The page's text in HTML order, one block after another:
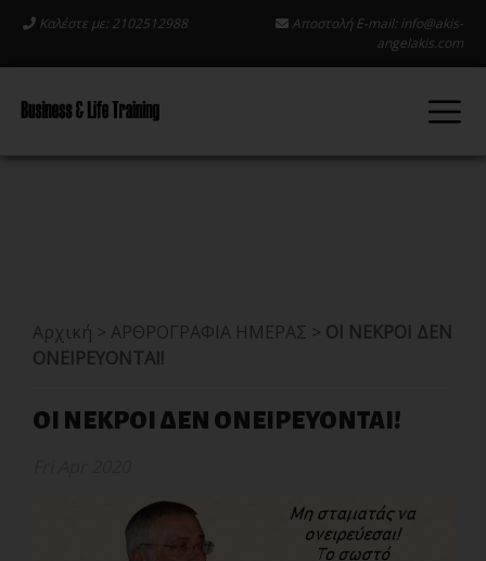
Καλέστε με: 2102512988 Αποστολή E-mail: info@akis-
angelakis.com
Αρχική > ΑΡΘΡΟΓΡΑΦΙΑ ΗΜΕΡΑΣ > ΟΙ ΝΕΚΡΟΙ ΔΕΝ
ΟΝΕΙΡΕΥΟΝΤΑΙ!
ΟΙ ΝΕΚΡΟΙ ΔΕΝ ΟΝΕΙΡΕΥΟΝΤΑΙ!